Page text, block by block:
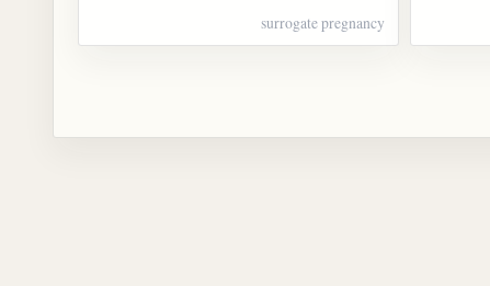
surrogate pregnancy